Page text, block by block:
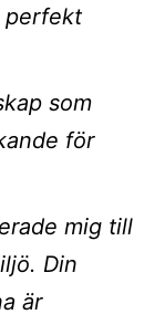
perfekt
som
för
mig till
Din
är